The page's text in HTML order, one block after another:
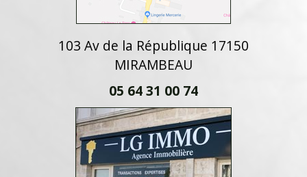
103 Av de la République 17150
MIRAMBEAU
05 64 31 00 74